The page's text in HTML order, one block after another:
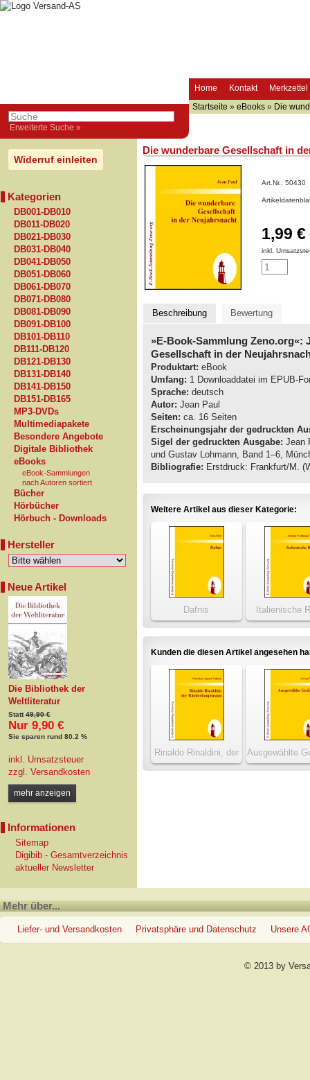
Home Kontakt Merkzettel
Erweiterte Suche »
Startseite » eBooks » Die
Widerruf einleiten
Kategorien
DB001-DB010
DB011-DB020
DB021-DB030
DB031-DB040
DB041-DB050
DB051-DB060
DB061-DB070
DB071-DB080
DB081-DB090
DB091-DB100
DB101-DB110
DB111-DB120
DB121-DB130
DB131-DB140
DB141-DB150
DB151-DB165
MP3-DVDs
Multimediapakete
Besondere Angebote
Digitale Bibliothek
eBooks
eBook-Sammlungen
nach Autoren sortiert
Bücher
Hörbücher
Hörbuch - Downloads
Hersteller
Neue Artikel
Die Bibliothek der
Weltliteratur
Statt49,90 €
Nur 9,90 €
Sie sparen rund 80.2 %
inkl. Umsatzsteuer
zzgl. Versandkosten
mehr anzeigen
Informationen
Sitemap
Digibib - Gesamtverzeichnis
aktueller Newsletter
Die wunderbare Gesellschaft in
Art.Nr.: 50430
1,99 €
inkl.
Beschreibung Bewertung
»E-Book-Sammlung Zeno.org«:
Gesellschaft in der
Produktart: eBook
Umfang: 1 Downloaddatei im EPUB-
Sprache: deutsch
Autor: Jean Paul
Seiten: ca. 16 Seiten
Erscheinungsjahr der gedruckten
Sigel der gedruckten Ausgabe: Jean
und Gustav Lohmann, Band 1–6,
Bibliografie: Erstdruck: Frankfurt/M.
Weitere Artikel aus dieser Kategorie:
Dafnis Italienische
Kunden die diesen Artikel angesehen
Rinaldo Rinaldini, der
Räuberhauptmann
Ausgewählte
Mehr über...
Liefer- und Versandkosten Privatsphäre und Datenschutz Unsere
© 2013 by